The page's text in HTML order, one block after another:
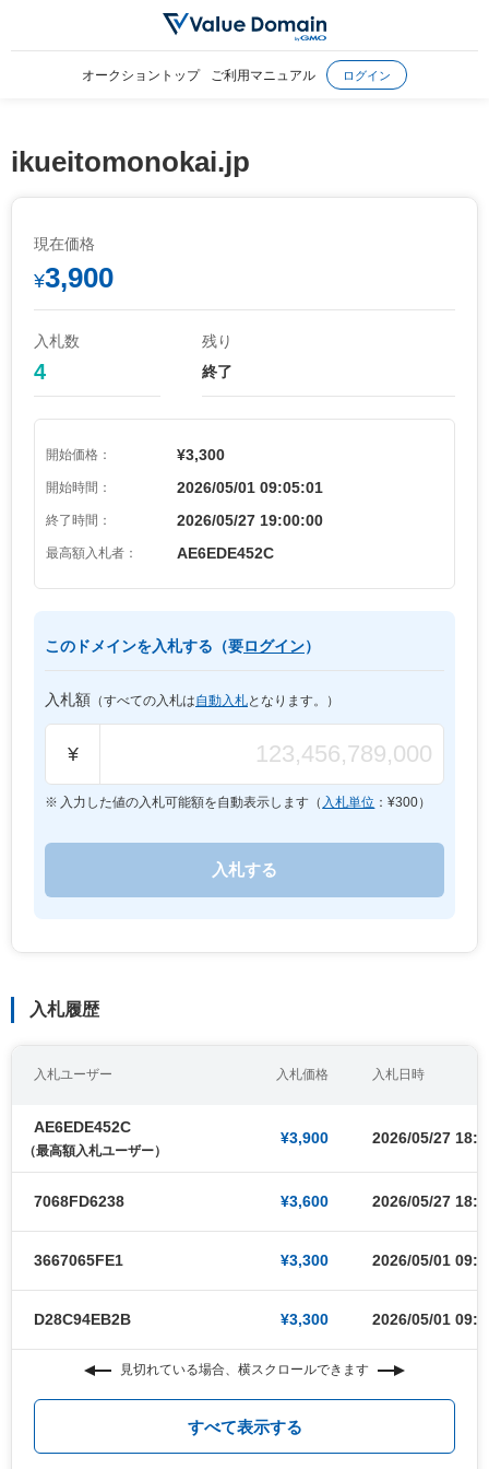
オークショントップ ご利用マニュアル ログイン
ikueitomonokai.jp
現在価格
¥3,900
入札数
4
残り
終了
開始価格： ¥3,300
開始時間： 2026/05/01 09:05:01
終了時間： 2026/05/27 19:00:00
最高額入札者： AE6EDE452C
このドメインを入札する（要ログイン）
入札額 （すべての入札は自動入札となります。）
¥
入力した値の入札可能額を自動表示します（ 入札単位 ：¥300）
入札履歴
入札ユーザー 入札価格 入札日時
AE6EDE452C
（最高額入札ユーザー）
¥3,900 2026/05/27
7068FD6238 ¥3,600 2026/05/27
3667065FE1 ¥3,300 2026/05/01
D28C94EB2B ¥3,300 2026/05/01
見切れている場合、横スクロールできます
すべて表示する